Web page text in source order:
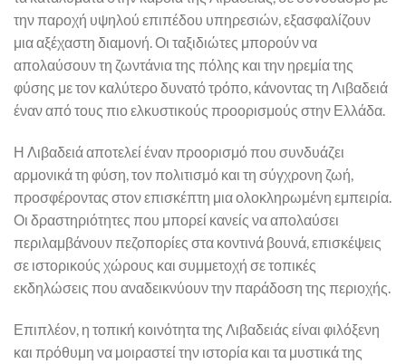
την παροχή υψηλού επιπέδου υπηρεσιών, εξασφαλίζουν
μια αξέχαστη διαμονή. Οι ταξιδιώτες μπορούν να
απολαύσουν τη ζωντάνια της πόλης και την ηρεμία της
φύσης με τον καλύτερο δυνατό τρόπο, κάνοντας τη Λιβαδειά
έναν από τους πιο ελκυστικούς προορισμούς στην Ελλάδα.
Η Λιβαδειά αποτελεί έναν προορισμό που συνδυάζει
αρμονικά τη φύση, τον πολιτισμό και τη σύγχρονη ζωή,
προσφέροντας στον επισκέπτη μια ολοκληρωμένη εμπειρία.
Οι δραστηριότητες που μπορεί κανείς να απολαύσει
περιλαμβάνουν πεζοπορίες στα κοντινά βουνά, επισκέψεις
σε ιστορικούς χώρους και συμμετοχή σε τοπικές
εκδηλώσεις που αναδεικνύουν την παράδοση της περιοχής.
Επιπλέον, η τοπική κοινότητα της Λιβαδειάς είναι φιλόξενη
και πρόθυμη να μοιραστεί την ιστορία και τα μυστικά της